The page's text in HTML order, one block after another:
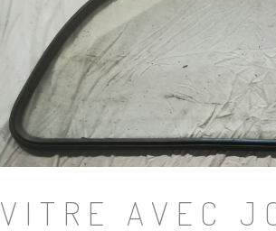
VITRE AVEC